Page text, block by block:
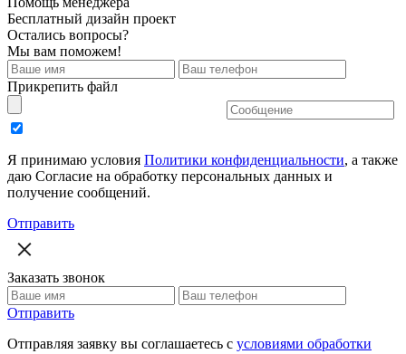
Бесплатный дизайн проект
Остались вопросы?
Мы вам поможем!
Прикрепить файл
Я принимаю условия Политики конфиденциальности, а также
даю Согласие на обработку персональных данных и
получение сообщений.
Отправить
Заказать звонок
Отправить
Отправляя заявку вы соглашаетесь с условиями обработки